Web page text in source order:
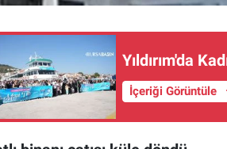
Yıldırım'da
İçeriği Görüntüle